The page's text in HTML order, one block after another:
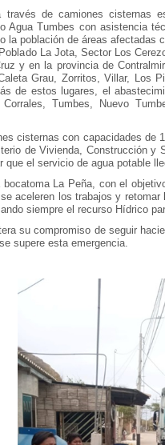
través de camiones cisternas
Agua Tumbes con asistencia
la población de áreas afectadas
La Jota, Sector Los
y en la provincia de
Grau, Zorritos, Villar, Los
de estos lugares, el
Tumbes, Nuevo
cisternas con capacidades de
de Vivienda, Construcción
el servicio de agua potable
La Peña, con el
aceleren los trabajos y
siempre el recurso Hídrico
su compromiso de seguir
supere esta emergencia.